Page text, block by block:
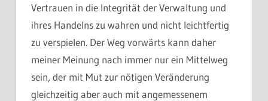
Vertrauen in die Integrität der Verwaltung und
ihres Handelns zu wahren und nicht leichtfertig
zu verspielen. Der Weg vorwärts kann daher
meiner Meinung nach immer nur ein Mittelweg
sein, der mit Mut zur nötigen Veränderung
gleichzeitig aber auch mit angemessenem